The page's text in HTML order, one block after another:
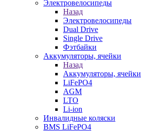
Электровелосипеды
Назад
Электровелосипеды
Dual Drive
Single Drive
Фэтбайки
Аккумуляторы, ячейки
Назад
Аккумуляторы, ячейки
LiFePO4
AGM
LTO
Li-ion
Инвалидные коляски
BMS LiFePO4